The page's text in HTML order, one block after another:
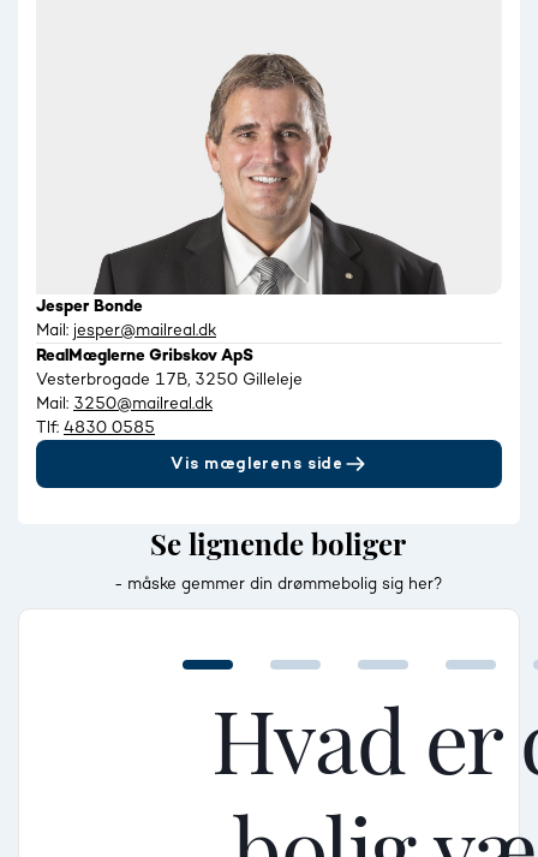
Jesper Bonde
Mail: jesper@mailreal.dk
RealMæglerne Gribskov ApS
Vesterbrogade 17B, 3250 Gilleleje
Mail: 3250@mailreal.dk
Tlf: 4830 0585
Vis mæglerens side
Se lignende boliger
- måske gemmer din drømmebolig sig her?
Hvad er
Mellem
Mellem
Mellem